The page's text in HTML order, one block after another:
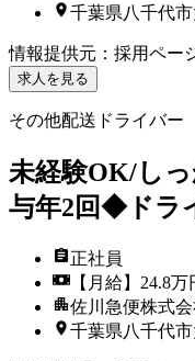
千葉県八千代
情報提供元 ： 採用ペー
求人を見る
その他配送ドライバー
未経験OK/し
与年2回◆ドラ
正社員
【月給】24.8万
佐川急便株式会
千葉県八千代市